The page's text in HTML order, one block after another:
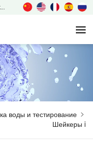
воды и тестирование
Шейкеры i